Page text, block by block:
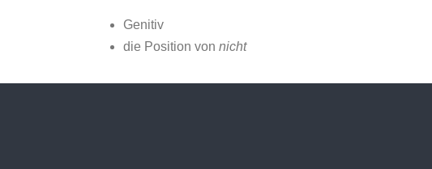
Genitiv
die Position von nicht